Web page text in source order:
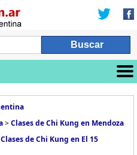
>Clases de Chi Kung en Mendoza
Clases de Chi Kung en El 15